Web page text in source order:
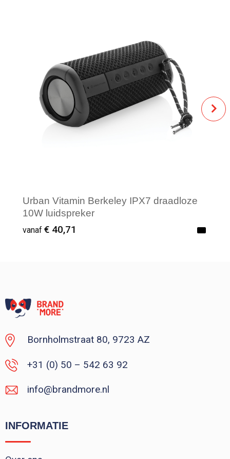
Urban Vitamin Berkeley IPX7 draadloze
10W luidspreker
vanaf € 40,71
Bornholmstraat 80, 9723 AZ
+31 (0) 50 – 542 63 92
info@brandmore.nl
INFORMATIE